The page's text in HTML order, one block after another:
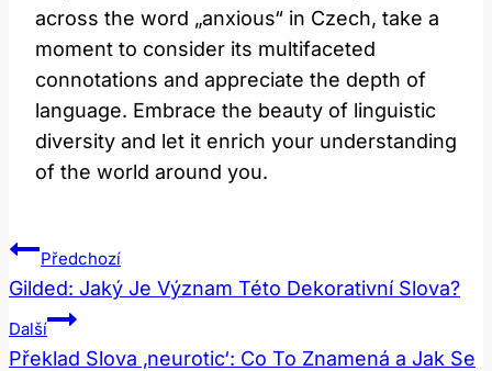
across the word „anxious“ in Czech, take a
moment to consider its multifaceted
connotations and appreciate the depth of
language. Embrace the beauty of linguistic
diversity and let it enrich your understanding
of the world around you.
Navigace
Pro
Příspěvek
Předchozí
Gilded: Jaký Je Význam Této Dekorativní Slova?
Další
Překlad Slova ‚neurotic‘: Co To Znamená a Jak Se